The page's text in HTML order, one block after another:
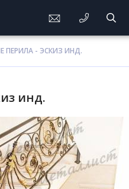
ПЕРИЛА - ЭСКИЗ ИНД.
инд.